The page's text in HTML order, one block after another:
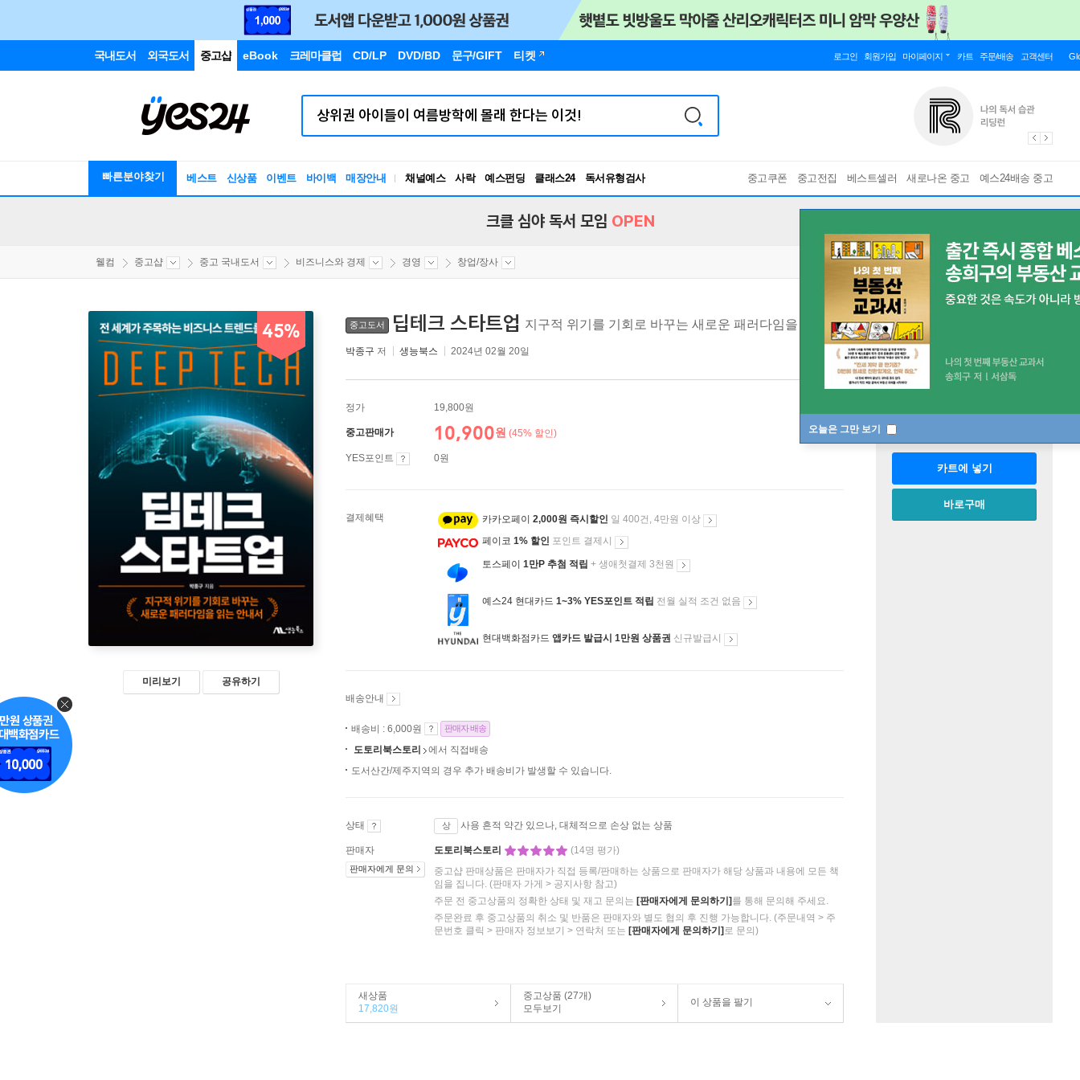
국내도서 외국도서 중고샵 eBook 크레마클럽 CD/LP DVD/BD 문구/GIFT 티켓 로그인 회원가입 마이페이지 카트 주문/배송 고객센터
빠른분야찾기 베스트 신상품 이벤트 바이백 매장안내 채널예스 사락 예스펀딩 클래스24
독서유형검사
중고쿠폰 중고전집 베스트셀러 새로나온 중고 예스24배송 중고
오늘은 그만 보기
크클 심야 독서 모임 OPEN
웰컴 중고샵 중고 국내도서 비즈니스와 경제 경영 창업/장사
45%
미리보기 공유하기
중고도서 딥테크 스타트업 지구적 위기를 기회로 바꾸는 새로운 패러다임을 읽는 안내서
박종구 저 생능북스 2024년 02월 20일
정가 19,800원
중고판매가 10,900원 (45% 할인)
YES포인트 0원
결제혜택 카카오페이 2,000원 즉시할인 일 400건, 4만원 이상
페이코 1% 할인 포인트 결제시
토스페이 1만P 추첨 적립 + 생애첫결제 3천원
예스24 현대카드 1~3% YES포인트 적립 전월 실적 조건 없음
현대백화점카드 앱카드 발급시 1만원 상품권 신규발급시
배송안내
배송비 : 6,000원 판매자 배송
도토리북스토리
에서 직접배송
도서산간/제주지역의 경우 추가 배송비가 발생할 수 있습니다.
상태 상 사용 흔적 약간 있으나, 대체적으로 손상 없는 상품
판매자
판매자에게 문의
도토리북스토리
(14명 평가)
중고샵 판매상품은 판매자가 직접 등록/판매하는 상품으로 판매자가 해당 상품과 내용에 모든 책
임을 집니다. (판매자 가게 > 공지사항 참고)
주문 전 중고상품의 정확한 상태 및 재고 문의는 [판매자에게 문의하기] 를 통해 문의해 주세요.
주문완료 후 중고상품의 취소 및 반품은 판매자와 별도 협의 후 진행 가능합니다. (주문내역 > 주
문번호 클릭 > 판매자 정보보기 > 연락처 또는 [판매자에게 문의하기] 로 문의)
새상품
17,820원
중고상품 (27개)
모두보기
이 상품을 팔기
수량
카트에 넣기
바로구매